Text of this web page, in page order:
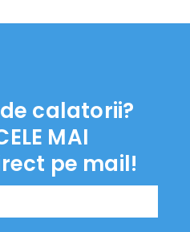
calatorii?
MAI
pe mail!